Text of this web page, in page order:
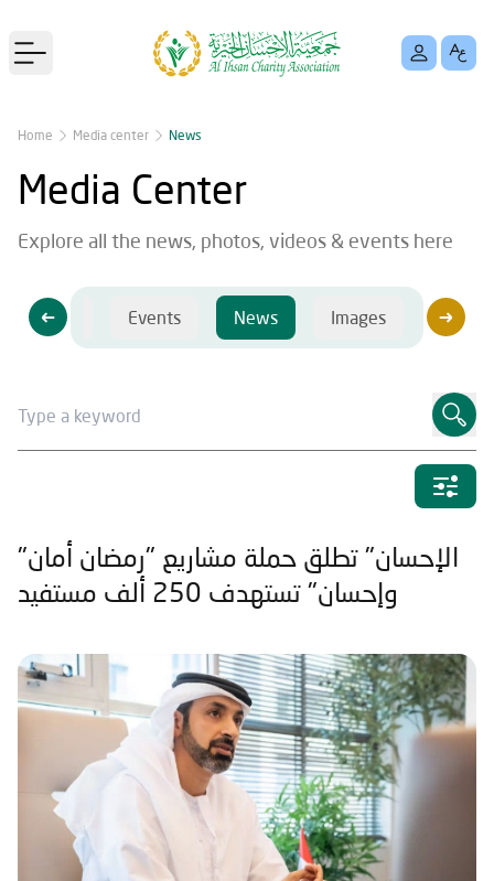
Open main menu
Home Media center News
Media Center
Explore all the news, photos, videos & events here
Videos Events News Images Videos
"الإحسان" تطلق حملة مشاريع "رمضان أمان
وإحسان" تستهدف 250 ألف مستفيد